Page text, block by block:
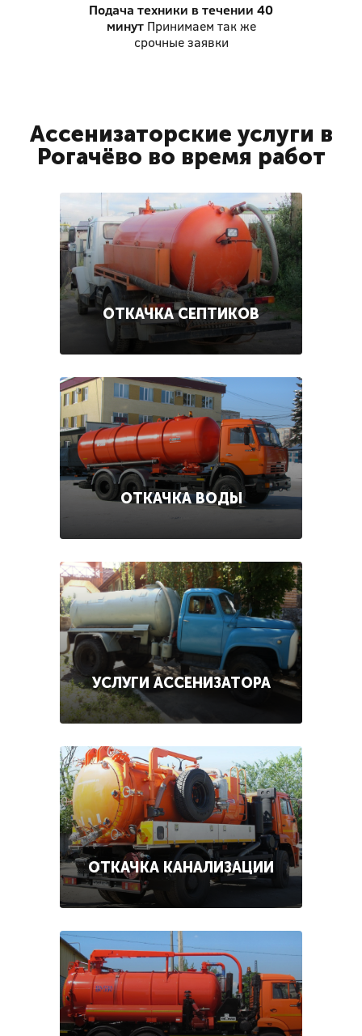
Подача техники в течении 40
минут Принимаем так же
срочные заявки
Ассенизаторские услуги в
Рогачёво во время работ
ОТКАЧКА СЕПТИКОВ
ОТКАЧКА ВОДЫ
УСЛУГИ АССЕНИЗАТОРА
ОТКАЧКА КАНАЛИЗАЦИИ